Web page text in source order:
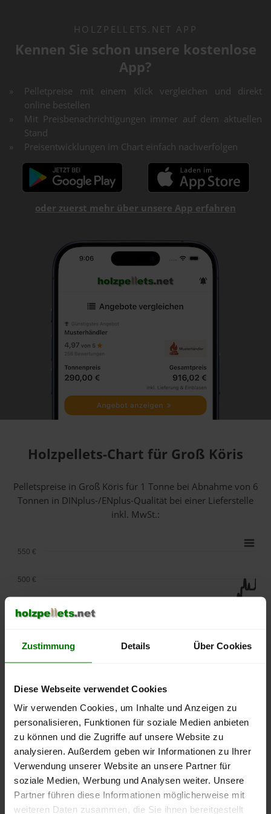
Zustimmung Details Über Cookies
Diese Webseite verwendet Cookies
Wir verwenden Cookies, um Inhalte und Anzeigen zu
personalisieren, Funktionen für soziale Medien anbieten
zu können und die Zugriffe auf unsere Website zu
analysieren. Außerdem geben wir Informationen zu Ihrer
Verwendung unserer Website an unsere Partner für
soziale Medien, Werbung und Analysen weiter. Unsere
Partner führen diese Informationen möglicherweise mit
weiteren Daten zusammen, die Sie ihnen bereitgestellt
HOLZPELLETS.NET APP
Kennen Sie schon unsere kostenlose
App?
Pelletpreise mit einem Klick vergleichen und direkt
online bestellen
Mit Preisbenachrichtigungen immer auf dem aktuellen
Stand
Preisentwicklungen im Chart einfach nachverfolgen
oder zuerst mehr über unsere App erfahren
Holzpellets-Chart für Groß Köris
Pelletspreise in Groß Köris für 1 Tonne bei Abnahmevon 6
Tonnen in DINplus-/ENplus-Qualität bei einer Lieferstelle
inkl. MwSt.:
lose Ware Sackware
September
2025
Januar
2026
Mai
2026
300 €
350 €
450 €
500 €
550 €
Die aktuelle Preisentwicklung für Holzpellets in Deutschland
können Sie jederzeit auf unsererPelletspreise-Seite
nachvollziehen.